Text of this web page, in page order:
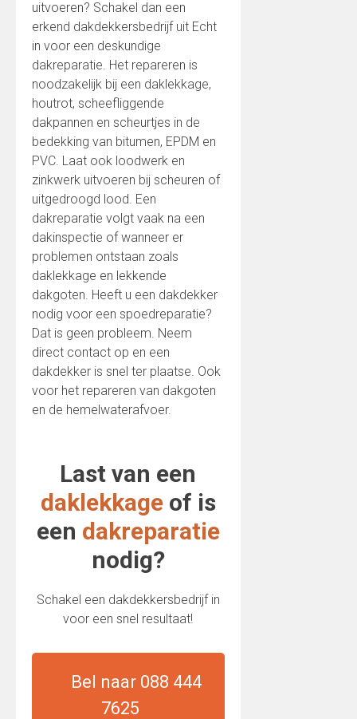
uitvoeren? Schakel dan een
erkend dakdekkersbedrijf uit Echt
in voor een deskundige
dakreparatie. Het repareren is
noodzakelijk bij een daklekkage,
houtrot, scheefliggende
dakpannen en scheurtjes in de
bedekking van bitumen, EPDM en
PVC. Laat ook loodwerk en
zinkwerk uitvoeren bij scheuren of
uitgedroogd lood. Een
dakreparatie volgt vaak na een
dakinspectie of wanneer er
problemen ontstaan zoals
daklekkage en lekkende
dakgoten. Heeft u een dakdekker
nodig voor een spoedreparatie?
Dat is geen probleem. Neem
direct contact op en een
dakdekker is snel ter plaatse. Ook
voor het repareren van dakgoten
en de hemelwaterafvoer.
Last van een
daklekkageof is
een dakreparatie
nodig?
Schakel een dakdekkersbedrijf in
voor een snel resultaat!
Bel naar 088 444
7625